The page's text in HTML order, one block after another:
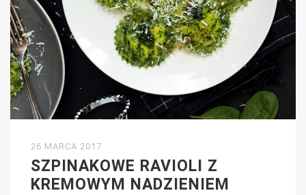
26 MARCA 2017
SZPINAKOWE RAVIOLI Z
KREMOWYM NADZIENIEM